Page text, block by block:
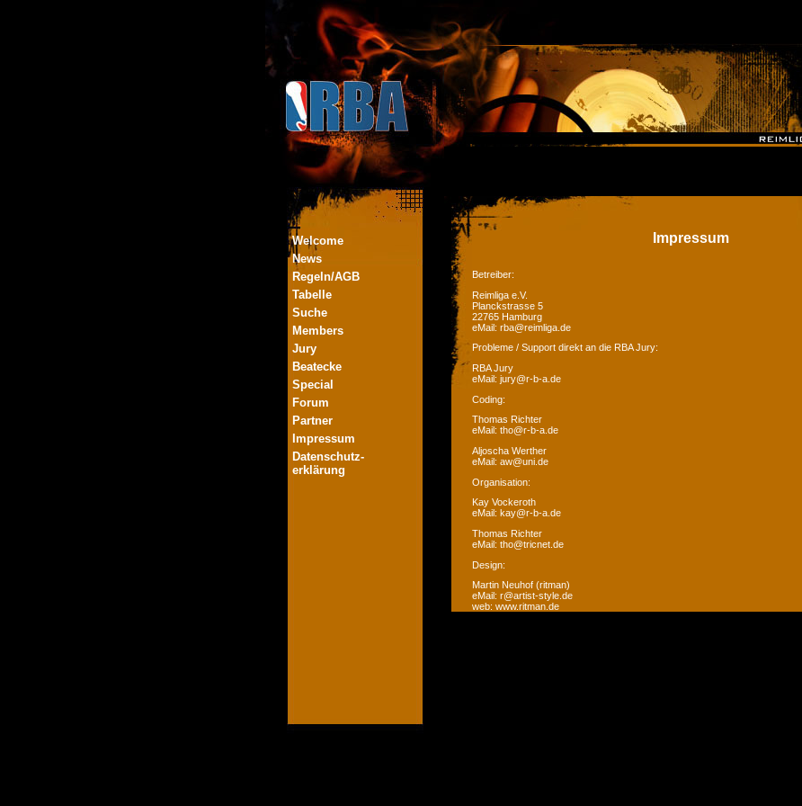
Welcome
News
Regeln/AGB
Tabelle
Suche
Members
Jury
Beatecke
Special
Forum
Partner
Impressum
Datenschutz-
erklärung
Impressum
Betreiber:
Reimliga e.V.
Planckstrasse 5
22765 Hamburg
eMail: rba@reimliga.de
Probleme / Support direkt an die RBA Jury:
RBA Jury
eMail: jury@r-b-a.de
Coding:
Thomas Richter
eMail: tho@r-b-a.de
Aljoscha Werther
eMail: aw@uni.de
Organisation:
Kay Vockeroth
eMail: kay@r-b-a.de
Thomas Richter
eMail: tho@tricnet.de
Design:
Martin Neuhof (ritman)
eMail: r@artist-style.de
web: www.ritman.de